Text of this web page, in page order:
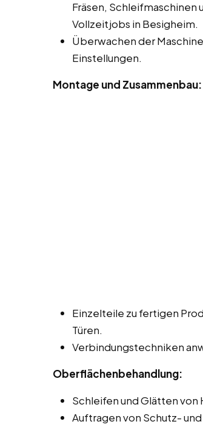
Fräsen,
Vollzeitjobs in Besigheim.
Überwachen der
Einstellungen.
Montage und Zusammenbau:
Einzelteile zu fertigen
Türen.
Verbindungstechniken
Oberflächenbehandlung:
Schleifen und Glätten
Auftragen von Schutz-